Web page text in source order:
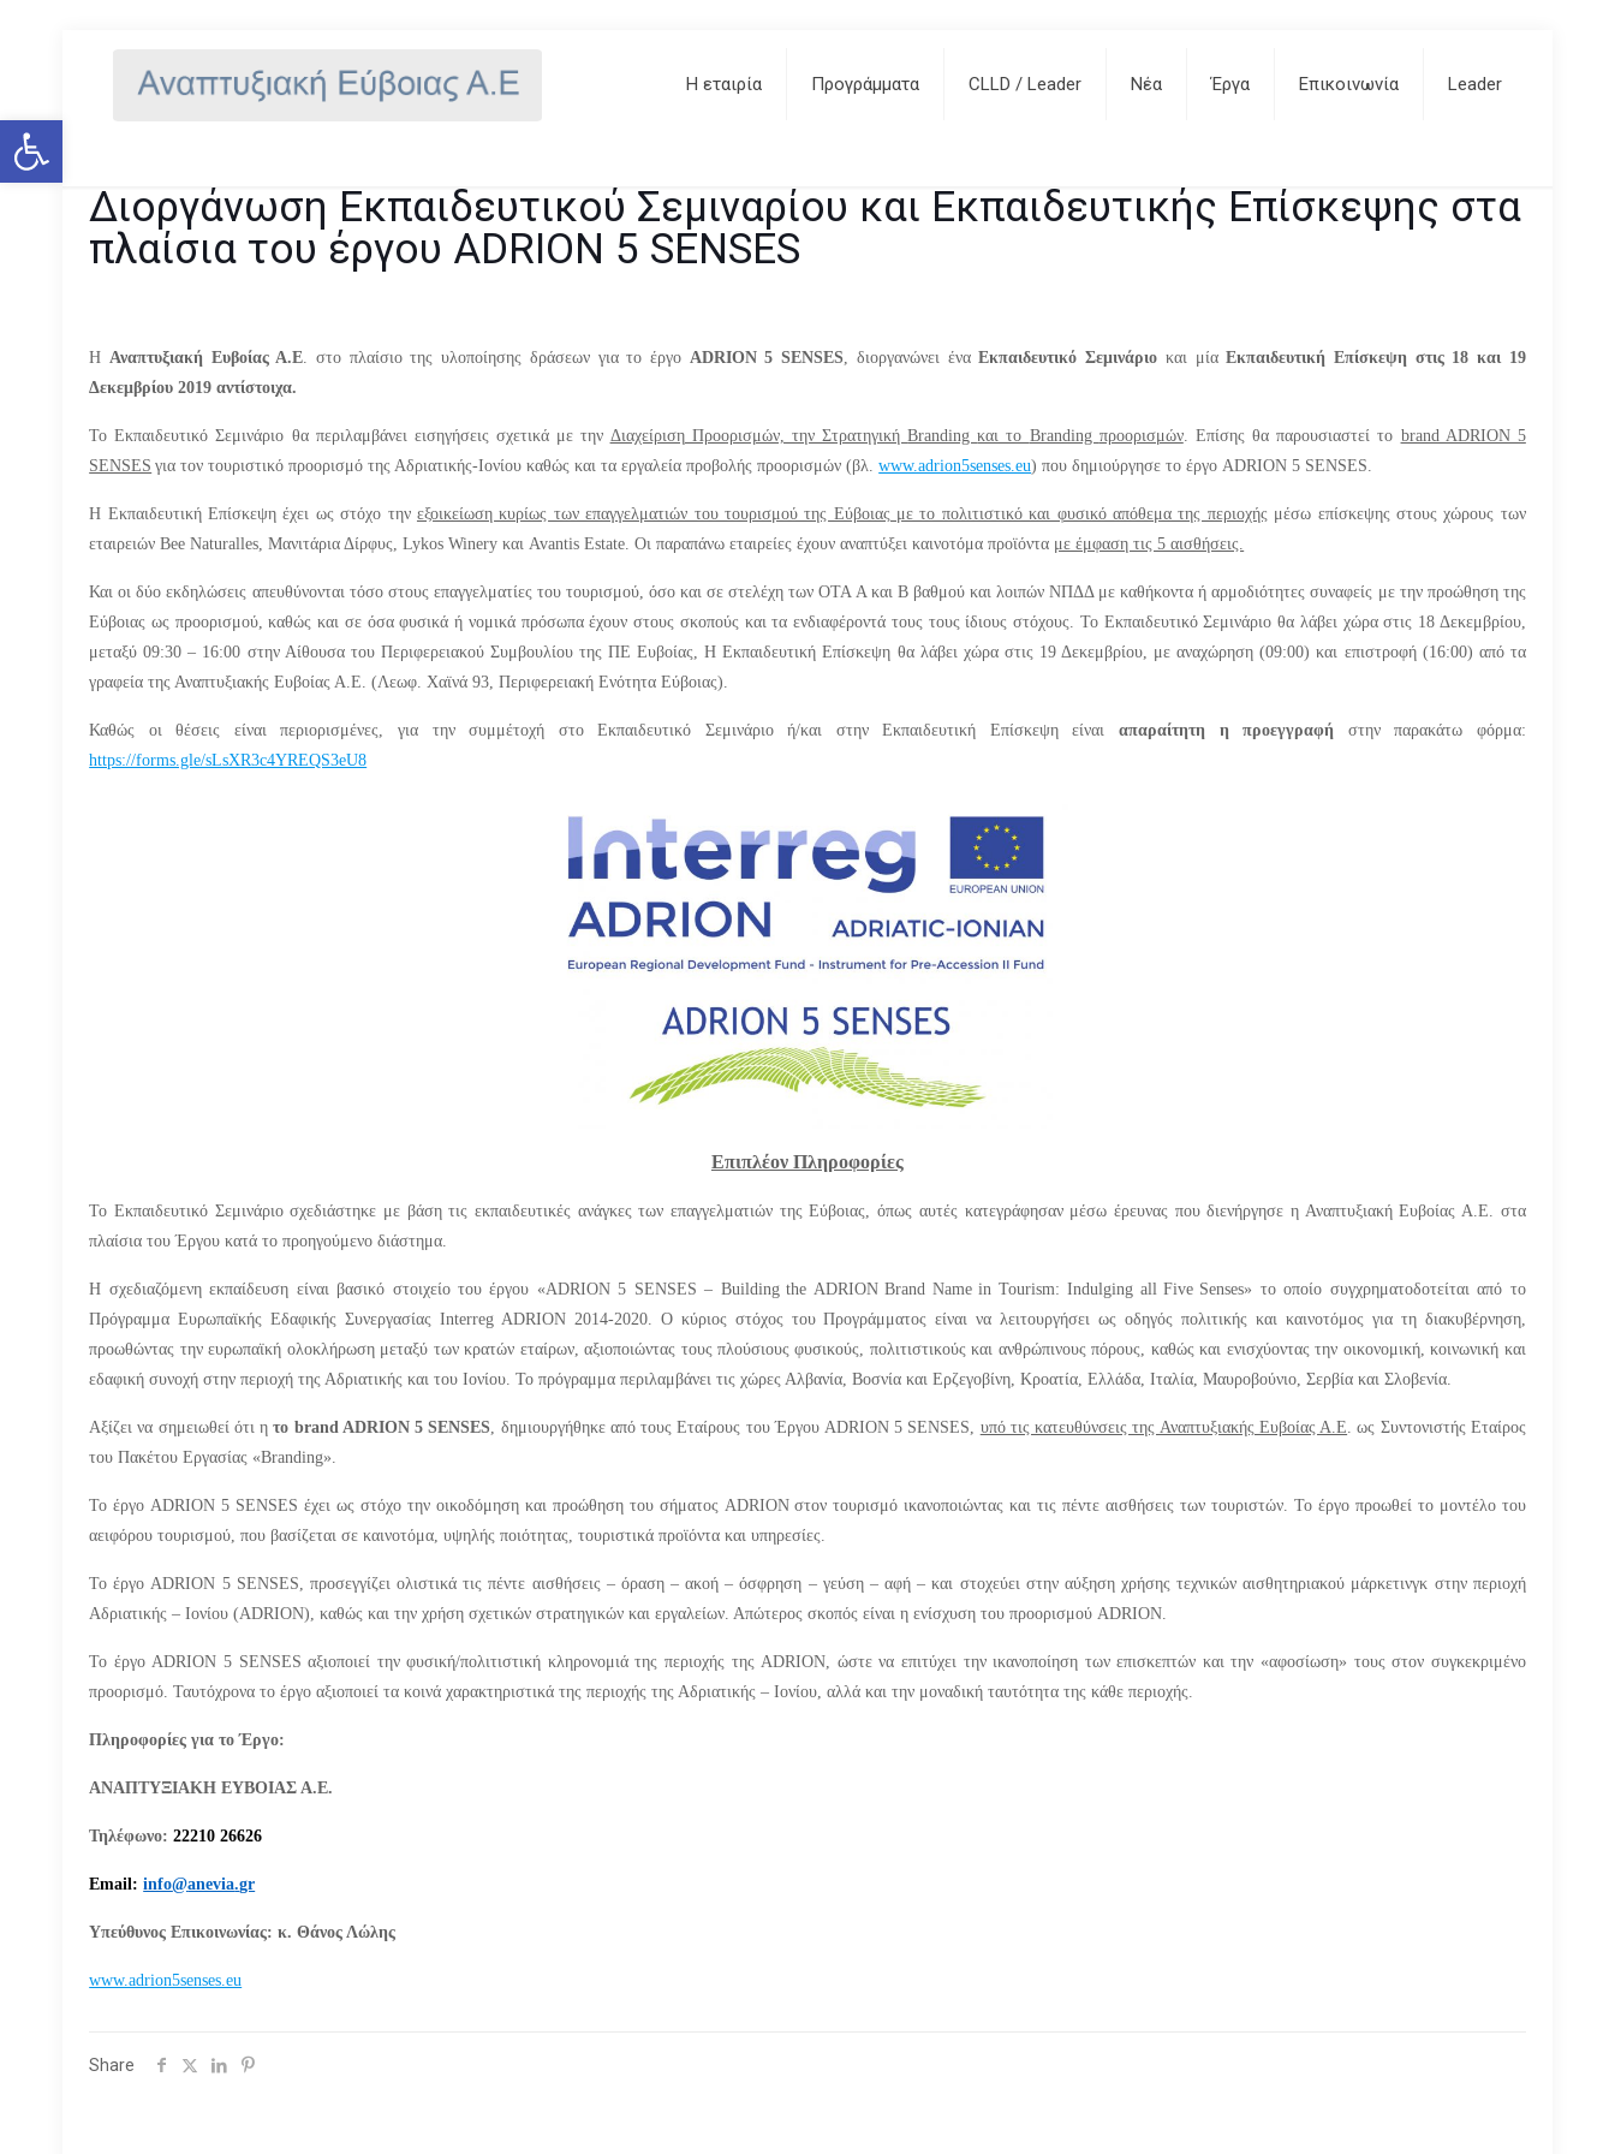
Ανοίξτε τη γραμμή εργαλείων
Η εταιρία Προγράμματα CLLD / Leader Nέα Έργα Επικοινωνία Leader
Διοργάνωση Εκπαιδευτικού Σεμιναρίου και Εκπαιδευτικής Επίσκεψης στα
Διοργάνωση Εκπαιδευτικού Σεμιναρίου και Εκπαιδευτικής Επίσκεψης στα
πλαίσια του έργου ADRION 5 SENSES
Η Αναπτυξιακή Ευβοίας Α.Ε. στο πλαίσιο της υλοποίησης δράσεων για το έργο ADRION5SENSES, διοργανώνει έναΕκπαιδευτικό Σεμινάριο και μίαΕκπαιδευτική Επίσκεψη στις 18 και 19
Δεκεμβρίου 2019 αντίστοιχα.
Το Εκπαιδευτικό Σεμινάριο θα περιλαμβάνει εισηγήσεις σχετικά με την Διαχείριση Προορισμών, την ΣτρατηγικήBrandingκαι το Branding προορισμών. Επίσης θα παρουσιαστεί το brand ADRION 5
SENSES για τον τουριστικό προορισμό της Αδριατικής-Ιονίου καθώς και τα εργαλεία προβολής προορισμών (βλ.www.adrion5senses.eu)που δημιούργησε το έργοADRION 5 SENSES.
Η Εκπαιδευτική Επίσκεψη έχει ως στόχο την εξοικείωση κυρίως των επαγγελματιών του τουρισμού της Εύβοιας με το πολιτιστικό και φυσικό απόθεμα της περιοχής μέσω επίσκεψης στους χώρους των
εταιρειώνBee Naturalles,Μανιτάρια Δίρφυς,Lykos WineryκαιAvantis Estate.Οι παραπάνω εταιρείες έχουν αναπτύξει καινοτόμα προϊόντα με έμφαση τις 5 αισθήσεις.
Και οι δύο εκδηλώσεις απευθύνονται τόσο στους επαγγελματίες του τουρισμού, όσο και σε στελέχη των ΟΤΑ Α και Β βαθμού και λοιπών ΝΠΔΔ με καθήκοντα ή αρμοδιότητες συναφείς με την προώθηση της
Εύβοιας ως προορισμού, καθώς και σε όσα φυσικά ή νομικά πρόσωπα έχουν στους σκοπούς και τα ενδιαφέροντά τους τους ίδιους στόχους. Το Εκπαιδευτικό Σεμινάριο θα λάβει χώρα στις 18 Δεκεμβρίου,
μεταξύ 09:30 – 16:00 στην Αίθουσα του Περιφερειακού Συμβουλίου της ΠΕ Ευβοίας, Η Εκπαιδευτική Επίσκεψη θα λάβει χώρα στις 19 Δεκεμβρίου, με αναχώρηση (09:00) και επιστροφή (16:00) από τα
γραφεία της Αναπτυξιακής Ευβοίας Α.Ε. (Λεωφ. Χαϊνά 93, Περιφερειακή Ενότητα Εύβοιας).
Καθώς οι θέσεις είναι περιορισμένες, για την συμμέτοχή στο Εκπαιδευτικό Σεμινάριο ή/και στην Εκπαιδευτική Επίσκεψη είναιαπαραίτητη η προεγγραφή στην παρακάτω φόρμα:
https://forms.gle/sLsXR3c4YREQS3eU8
Επιπλέον Πληροφορίες
Το Εκπαιδευτικό Σεμινάριο σχεδιάστηκε με βάση τις εκπαιδευτικές ανάγκες των επαγγελματιών της Εύβοιας, όπως αυτές κατεγράφησαν μέσω έρευνας που διενήργησε η Αναπτυξιακή Ευβοίας Α.Ε. στα
πλαίσια του Έργου κατά το προηγούμενο διάστημα.
Η σχεδιαζόμενη εκπαίδευση είναι βασικό στοιχείο του έργου «ADRION5 SENSES – Building the ADRION Brand Name in Tourism:Indulging all Five Senses» το οποίο συγχρηματοδοτείται από το
Πρόγραμμα Ευρωπαϊκής Εδαφικής Συνεργασίας Interreg ADRION 2014-2020. Ο κύριος στόχος του Προγράμματος είναι να λειτουργήσει ως οδηγός πολιτικής και καινοτόμος για τη διακυβέρνηση,
προωθώντας την ευρωπαϊκή ολοκλήρωση μεταξύ των κρατών εταίρων, αξιοποιώντας τους πλούσιους φυσικούς, πολιτιστικούς και ανθρώπινους πόρους, καθώς και ενισχύοντας την οικονομική, κοινωνική και
εδαφική συνοχή στην περιοχή της Αδριατικής και του Ιονίου. Το πρόγραμμα περιλαμβάνει τις χώρες Αλβανία, Βοσνία και Ερζεγοβίνη, Κροατία, Ελλάδα, Ιταλία, Μαυροβούνιο, Σερβία και Σλοβενία.
Αξίζει να σημειωθεί ότι ητο brand ADRION 5 SENSES, δημιουργήθηκε από τους Εταίρους του Έργου ADRION 5 SENSES, υπό τις κατευθύνσεις της Αναπτυξιακής Ευβοίας Α.Ε. ως Συντονιστής Εταίρος
του Πακέτου Εργασίας «Branding».
Το έργο ADRION 5 SENSES έχει ως στόχο την οικοδόμηση και προώθηση του σήματος ADRION στον τουρισμό ικανοποιώντας και τις πέντε αισθήσεις των τουριστών. Το έργο προωθεί το μοντέλο του
αειφόρου τουρισμού, που βασίζεται σε καινοτόμα, υψηλής ποιότητας, τουριστικά προϊόντα και υπηρεσίες.
Το έργο ADRION 5 SENSES, προσεγγίζει ολιστικά τις πέντε αισθήσεις – όραση – ακοή – όσφρηση – γεύση – αφή – και στοχεύει στην αύξηση χρήσης τεχνικών αισθητηριακού μάρκετινγκ στην περιοχή
Αδριατικής – Ιονίου (ADRION), καθώς και την χρήση σχετικών στρατηγικών και εργαλείων. Απώτερος σκοπός είναι η ενίσχυση του προορισμού ADRION.
Το έργο ADRION 5 SENSES αξιοποιεί την φυσική/πολιτιστική κληρονομιά της περιοχής της ADRION, ώστε να επιτύχει την ικανοποίηση των επισκεπτών και την «αφοσίωση» τους στον συγκεκριμένο
προορισμό. Ταυτόχρονα το έργο αξιοποιεί τα κοινά χαρακτηριστικά της περιοχής της Αδριατικής – Ιονίου, αλλά και την μοναδική ταυτότητα της κάθε περιοχής.
Πληροφορίες για το Έργο:
ΑΝΑΠΤΥΞΙΑΚΗ ΕΥΒΟΙΑΣ Α.Ε.
Τηλέφωνο:22210 26626
Email:info@anevia.gr
Υπεύθυνος Επικοινωνίας: κ. Θάνος Λώλης
www.adrion5senses.eu
Share